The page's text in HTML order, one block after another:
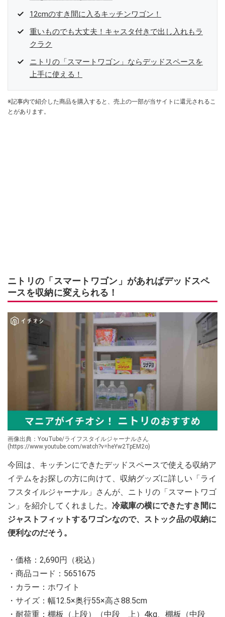
12cmのすき間に入るキッチンワゴン！
重いものでも大丈夫！キャスタ付きで出し入れもラ
クラク
ニトリの「スマートワゴン」ならデッドスペースを
上手に使える！
※記事内で紹介した商品を購入すると、売上の一部が当サイトに還元されるこ
とがあります。
ニトリの「スマートワゴン」があればデッドスペ
ースを収納に変えられる！
画像出典：YouTube/ライフスタイルジャーナルさん
(https://www.youtube.com/watch?v=heYw2TpEM2o)
今回は、キッチンにできたデッドスペースで使える収納ア
イテムをお探しの方に向けて、収納グッズに詳しい「ライ
フスタイルジャーナル」さんが、ニトリの「スマートワゴ
ン」を紹介してくれました。 冷蔵庫の横にできたすき間に
ジャストフィットするワゴンなので、ストック品の収納に
便利なのだそう。
・価格：2,690円（税込）
・商品コード：5651675
・カラー：ホワイト
・サイズ：幅12.5×奥行55×高さ88.5cm
・耐荷重：棚板（上段）（中段 上）4kg、棚板（中段